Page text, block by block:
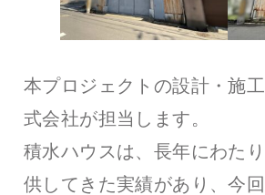
本プロジェクトの設計・施
式会社が担当します。
積水ハウスは、長年にわた
供してきた実績があり、今